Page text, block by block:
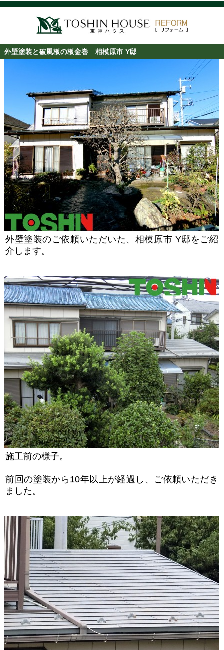
外壁塗装と破風板の板金巻 相模原市 Y邸
外壁塗装のご依頼いただいた、相模原市 Y邸をご紹
介します。
施工前の様子。
前回の塗装から10年以上が経過し、ご依頼いただき
ました。